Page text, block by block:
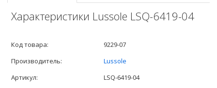
Характеристики Lussole LSQ-6419-04
Код товара:
9229-07
Производитель:
Lussole
Артикул:
LSQ-6419-04